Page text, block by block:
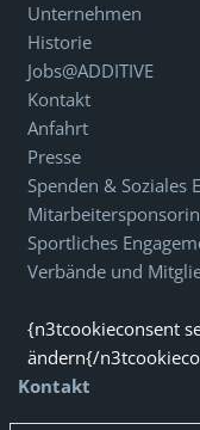
Unternehmen
Historie
Jobs@ADDITIVE
Kontakt
Anfahrt
Presse
Spenden & Soziales
Sportliches
Verbände und
{n3tcookieconsent
ändern{/
Kontakt